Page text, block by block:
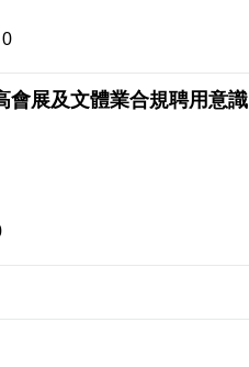
0
會展及文體業合規聘用意識